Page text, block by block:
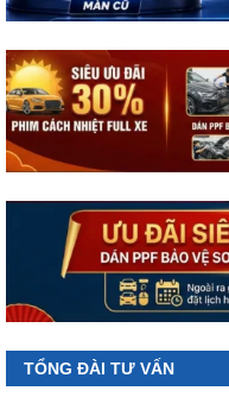
TỔNG ĐÀI TƯ VẤN